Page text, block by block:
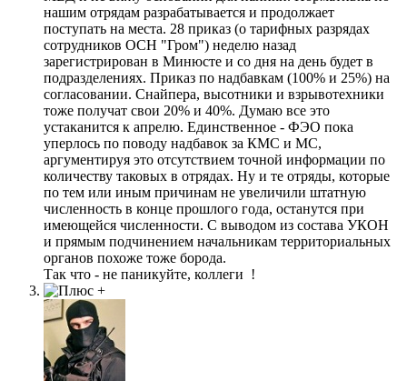
нашим отрядам разрабатывается и продолжает
поступать на места. 28 приказ (о тарифных разрядах
сотрудников ОСН "Гром") неделю назад
зарегистрирован в Минюсте и со дня на день будет в
подразделениях. Приказ по надбавкам (100% и 25%) на
согласовании. Снайпера, высотники и взрывотехники
тоже получат свои 20% и 40%. Думаю все это
устаканится к апрелю. Единственное - ФЭО пока
уперлось по поводу надбавок за КМС и МС,
аргументируя это отсутствием точной информации по
количеству таковых в отрядах. Ну и те отряды, которые
по тем или иным причинам не увеличили штатную
численность в конце прошлого года, останутся при
имеющейся численности. С выводом из состава УКОН
и прямым подчинением начальникам территориальных
органов похоже тоже борода.
Так что - не паникуйте, коллеги !